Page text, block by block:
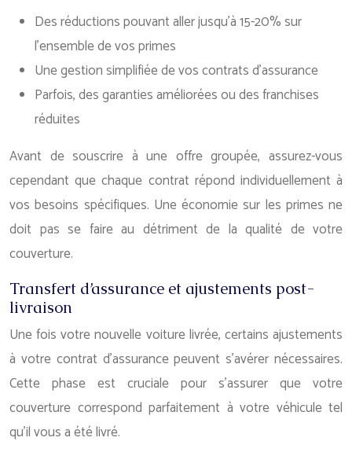
Des réductions pouvant aller jusqu’à 15-20% sur
l’ensemble de vos primes
Une gestion simplifiée de vos contrats d’assurance
Parfois, des garanties améliorées ou des franchises
réduites
Avant de souscrire à une offre groupée, assurez-vous
cependant que chaque contrat répond individuellement à
vos besoins spécifiques. Une économie sur les primes ne
doit pas se faire au détriment de la qualité de votre
couverture.
Transfert d’assurance et ajustements post-
livraison
Une fois votre nouvelle voiture livrée, certains ajustements
à votre contrat d’assurance peuvent s’avérer nécessaires.
Cette phase est cruciale pour s’assurer que votre
couverture correspond parfaitement à votre véhicule tel
qu’il vous a été livré.